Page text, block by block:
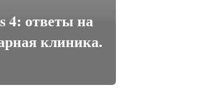
4: ответы на
клиника.